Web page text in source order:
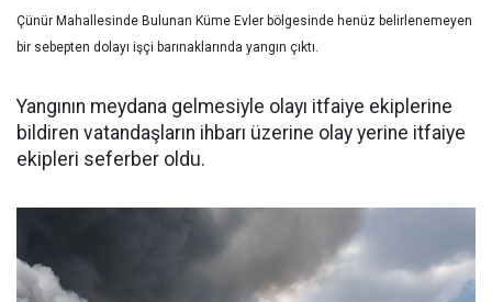
Çünür Mahallesinde Bulunan Küme Evler bölgesinde henüz belirlenemeyen
bir sebepten dolayı işçi barınaklarında yangın çıktı.
Yangının meydana gelmesiyle olayı itfaiye ekiplerine
bildiren vatandaşların ihbarı üzerine olay yerine itfaiye
ekipleri seferber oldu.